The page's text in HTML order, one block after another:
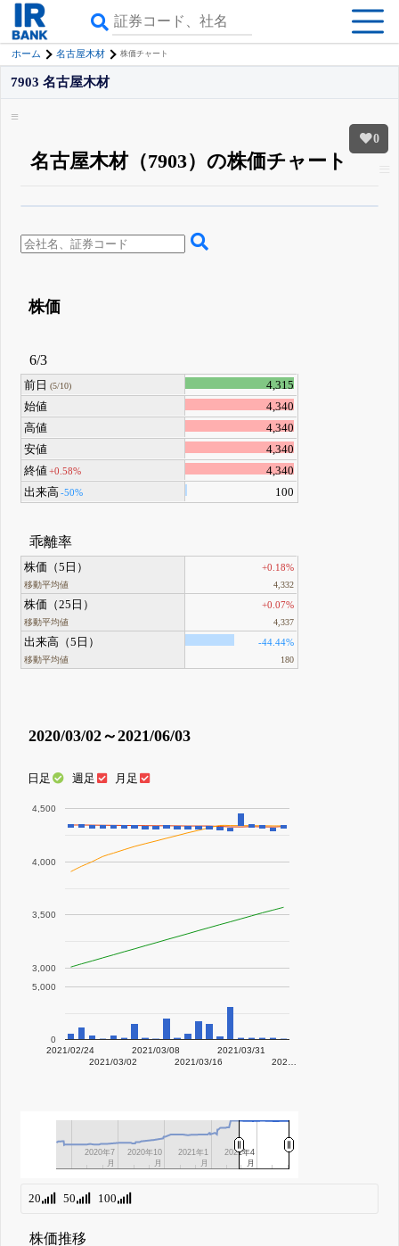
ホーム 名古屋木材 株価チャート
0
7903 名古屋木材
名古屋木材（7903）の株価チャート
詳しく見られる無料でβ版をはじめる
登録すると永久30%OFFと米株版の先行利用も付きます
株価
6/3
前日 (5/10)
4,315
始値
4,340
高値
4,340
安値
4,340
終値+0.58%
4,340
出来高 -50% 100
乖離率
株価（5日）
移動平均値
+0.18%
4,332
株価（25日）
移動平均値
+0.07%
4,337
出来高（5日）
移動平均値
-44.44%
180
2020/03/02～2021/06/03
日足 週足 月足
3,000
3,500
4,000
4,500
2021/02/24
2021/03/02
2021/03/08
2021/03/16
2021/03/31
202…
0
5,000
月月
2020年7
2020年7
月月
2020年10
2020年10
月月
2021年1
2021年1
月月
2021年4
2021年4
20 50 100
株価推移